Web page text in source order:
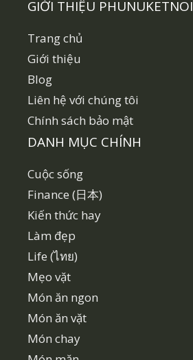
GIỚI THIỆU PHUNUKETNOI
Trang chủ
Giới thiệu
Blog
Liên hệ với chúng tôi
Chính sách bảo mật
DANH MỤC CHÍNH
Cuộc sống
Finance (日本)
Kiến thức hay
Làm đẹp
Life (ไทย)
Mẹo vặt
Món ăn ngon
Món ăn vặt
Món chay